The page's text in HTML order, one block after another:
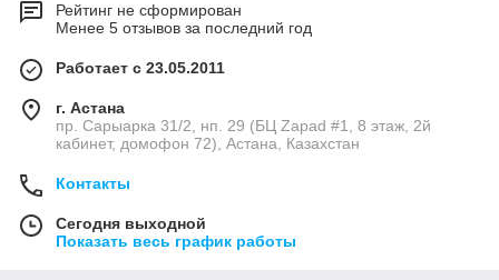
Рейтинг не сформирован
Менее 5 отзывов за последний год
Работает с 23.05.2011
г. Астана
пр. Сарыарка 31/2, нп. 29 (БЦ Zapad #1, 8 этаж, 2й
кабинет, домофон 72), Астана, Казахстан
Контакты
Сегодня выходной
Показать весь график работы